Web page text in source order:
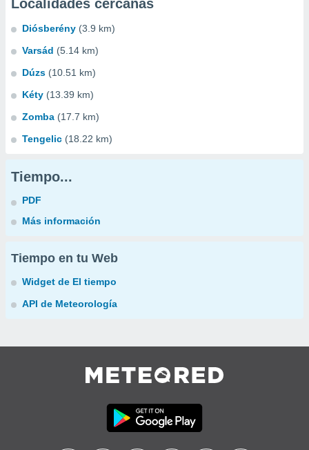
Localidades cercanas
Diósberény (3.9 km)
Varsád (5.14 km)
Dúzs (10.51 km)
Kéty (13.39 km)
Zomba (17.7 km)
Tengelic (18.22 km)
Tiempo...
PDF
Más información
Tiempo en tu Web
Widget de El tiempo
API de Meteorología